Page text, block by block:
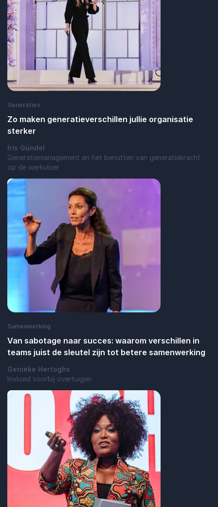
Generaties
Zo maken generatieverschillen jullie organisatie
sterker
Iris Gündel
Generatiemanagement en het benutten van generatiekracht
op de werkvloer
Lees blogbericht: Zo maken generatieverschillen jullie
Samenwerking
Van sabotage naar succes: waarom verschillen in
teams juist de sleutel zijn tot betere samenwerking
Genieke Hertoghs
Invloed voorbij overtuigen
Lees blogbericht : Van sabotage naar succes: waarom